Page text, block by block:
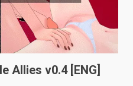
Allies v0.4 [ENG]